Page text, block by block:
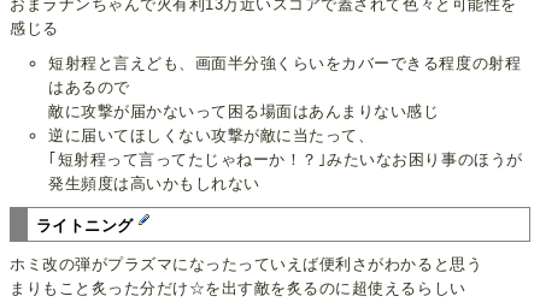
おまラナンちゃんで火有利13万近いスコアで蓋されて色々と可能性を
感じる
短射程と言えども、画面半分強くらいをカバーできる程度の射程
はあるので
敵に攻撃が届かないって困る場面はあんまりない感じ
逆に届いてほしくない攻撃が敵に当たって、
｢短射程って言ってたじゃねーか！？｣みたいなお困り事のほうが
発生頻度は高いかもしれない
ライトニング
ホミ改の弾がプラズマになったっていえば便利さがわかると思う
まりもこと炙った分だけ☆を出す敵を炙るのに超使えるらしい